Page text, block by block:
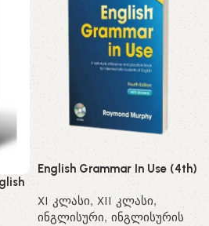
English Grammar In Use (4th)
XI კლასი, XII კლასი,
ინგლისური, ინგლისურის